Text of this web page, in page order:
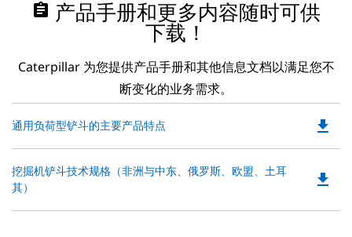
assignment 产品手册和更多内容随时可供
下载！
Caterpillar 为您提供产品手册和其他信息文档以满足您不
断变化的业务需求。
通用负荷型铲斗的主要产品特点 file_download
挖掘机铲斗技术规格（非洲与中东、俄罗斯、欧盟、土耳
其）
file_download